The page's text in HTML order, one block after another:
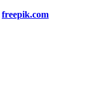
freepik.com